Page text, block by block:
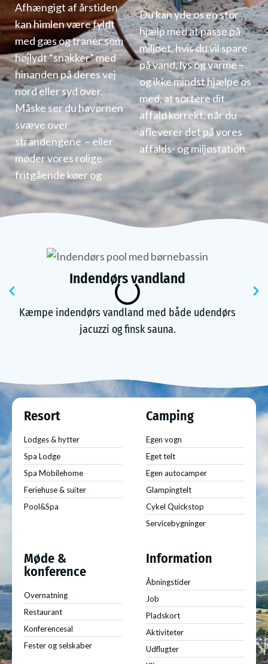
Afhængigt af årstiden
kan himlen være fyldt
med gæs og traner som
højlydt “snakker” med
hinanden på deres vej
nord eller syd over.
Måske ser du havørnen
svæve over
strandengene – eller
møder vores rolige
fritgående køer og
Du kan yde os en stor
hjælp med at passe på
miljøet, hvis du vil spare
på vand, lys og varme –
og ikke mindst hjælpe os
med, at sortere dit
affald korrekt, når du
afleverer det på vores
affalds- og miljøstation.
Indendørs vandland
Kæmpe indendørs vandland med både udendørs
jacuzzi og finsk sauna.
Resort
Lodges & hytter
Spa Lodge
Spa Mobilehome
Feriehuse & suiter
Pool&Spa
Camping
Egen vogn
Eget telt
Egen autocamper
Glampingtelt
Cykel Quickstop
Servicebygninger
Møde &
konference
Overnatning
Restaurant
Konferencesal
Fester og selskaber
Information
Åbningstider
Job
Pladskort
Aktiviteter
Udflugter